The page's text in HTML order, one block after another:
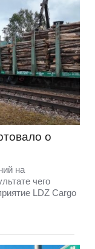
о
на
чего
LDZ Cargо